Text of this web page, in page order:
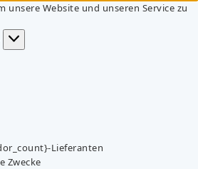
unsere Website und unseren Service zu
Lieferanten
Zwecke